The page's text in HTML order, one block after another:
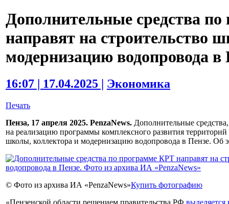
Дополнительные средства
направят на строительство
модернизацию водопровода в
16:07 | 17.04.2025 | Экономика
Печать
Пенза, 17 апреля 2025. PenzaNews. Дополнительные
на реализацию программы комплексного развития
школы, коллектора и модернизацию водопровода в Пензе. Об
© Фото из архива ИА «PenzaNews»Купить фотографию